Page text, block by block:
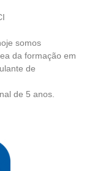
somos
da formação em
de
de 5 anos.